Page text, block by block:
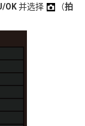
OK并选择 （拍